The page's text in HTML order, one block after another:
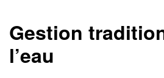
Gestion
l’eau